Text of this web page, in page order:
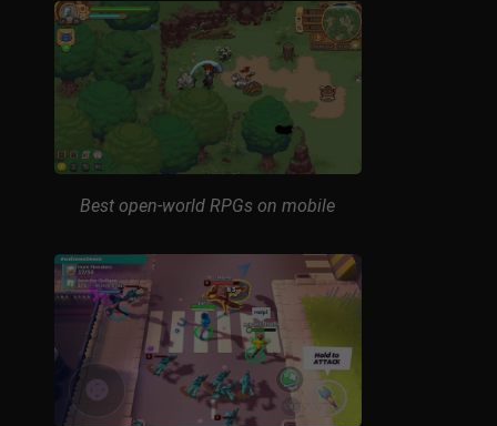
Best open-world RPGs on mobile